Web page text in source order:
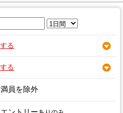
る
る
満員を除外